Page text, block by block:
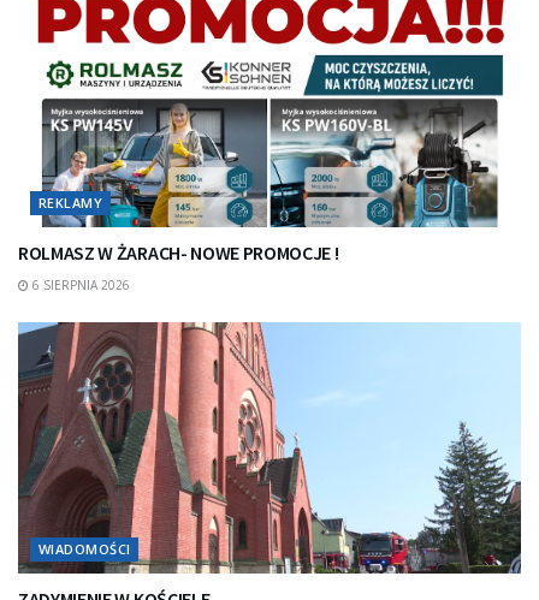
REKLAMY
ROLMASZ W ŻARACH- NOWE PROMOCJE !
6 SIERPNIA 2026
WIADOMOŚCI